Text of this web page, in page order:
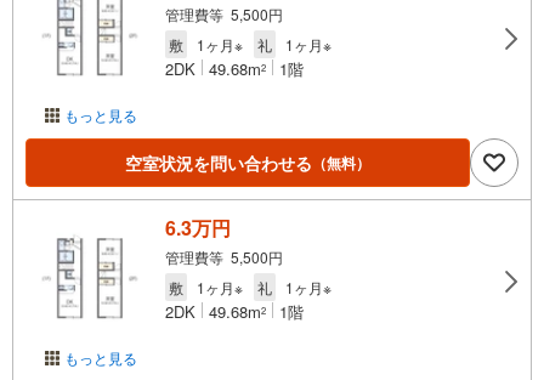
もっと見る
管理費等 5,500円
敷
1ヶ月※ 礼 1ヶ月※
2DK 49.68m2 1階
空室状況を問い合わせる （無料）
もっと見る
6.3万円
管理費等 5,500円
敷
1ヶ月※ 礼 1ヶ月※
2DK 49.68m2 1階